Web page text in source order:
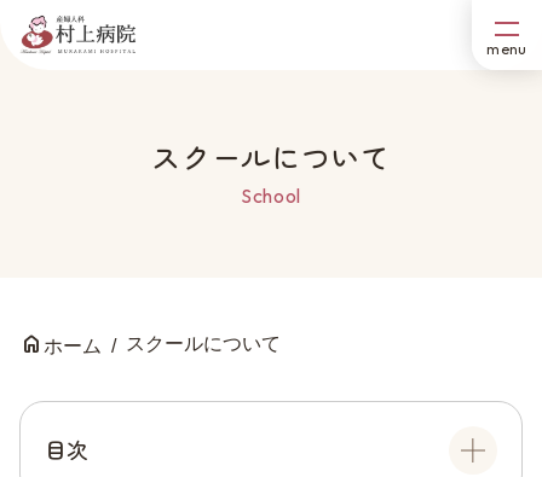
スクールについて
School
ホーム スクールについて
目次